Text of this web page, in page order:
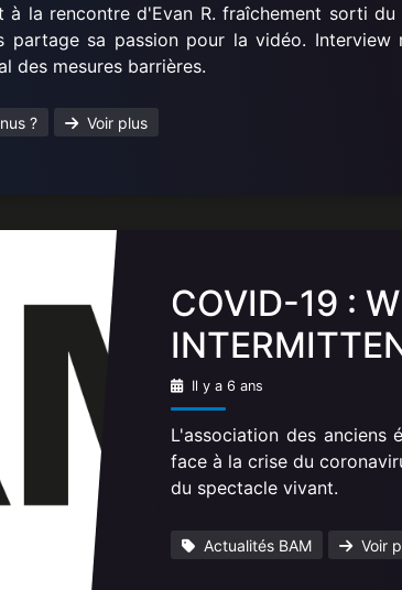
à la rencontre d'Evan R. fraîchement sorti du
partage sa passion pour la vidéo. Interview
des mesures barrières.
? Voir plus
COVID-19 :
Il y a 6 ans
L'association des anciens
face à la crise du
du spectacle vivant.
Actualités BAM Voir